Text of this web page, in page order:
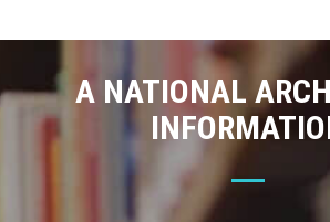
A NATIONAL